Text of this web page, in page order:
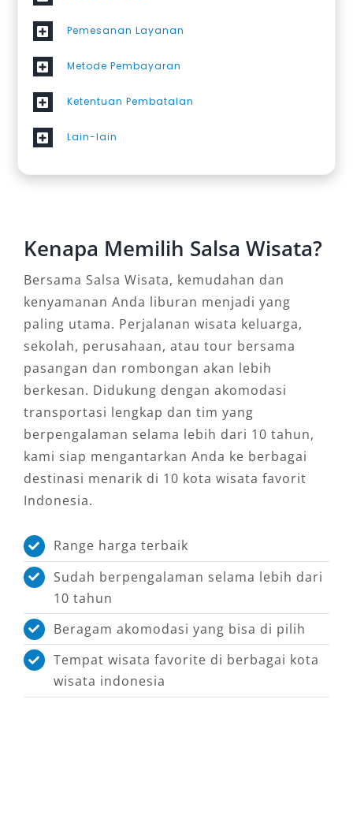
Pemesanan Layanan
Metode Pembayaran
Ketentuan Pembatalan
Lain-lain
Kenapa Memilih Salsa Wisata?
Bersama Salsa Wisata, kemudahan dan
kenyamanan Anda liburan menjadi yang
paling utama. Perjalanan wisata keluarga,
sekolah, perusahaan, atau tour bersama
pasangan dan rombongan akan lebih
berkesan. Didukung dengan akomodasi
transportasi lengkap dan tim yang
berpengalaman selama lebih dari 10 tahun,
kami siap mengantarkan Anda ke berbagai
destinasi menarik di 10 kota wisata favorit
Indonesia.
Range harga terbaik
Sudah berpengalaman selama lebih dari
10 tahun
Beragam akomodasi yang bisa di pilih
Tempat wisata favorite di berbagai kota
wisata indonesia